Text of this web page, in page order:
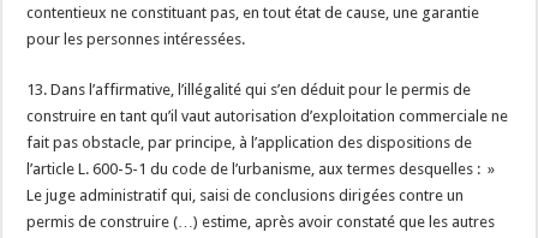
contentieux ne constituant pas, en tout état de cause, une garantie
pour les personnes intéressées.
13. Dans l’affirmative, l’illégalité qui s’en déduit pour le permis de
construire en tant qu’il vaut autorisation d’exploitation commerciale ne
fait pas obstacle, par principe, à l’application des dispositions de
l’article L. 600-5-1 du code de l’urbanisme, aux termes desquelles : »
Le juge administratif qui, saisi de conclusions dirigées contre un
permis de construire (…) estime, après avoir constaté que les autres